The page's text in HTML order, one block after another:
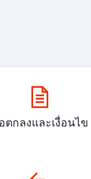
ตกลงและเงื่อนไข